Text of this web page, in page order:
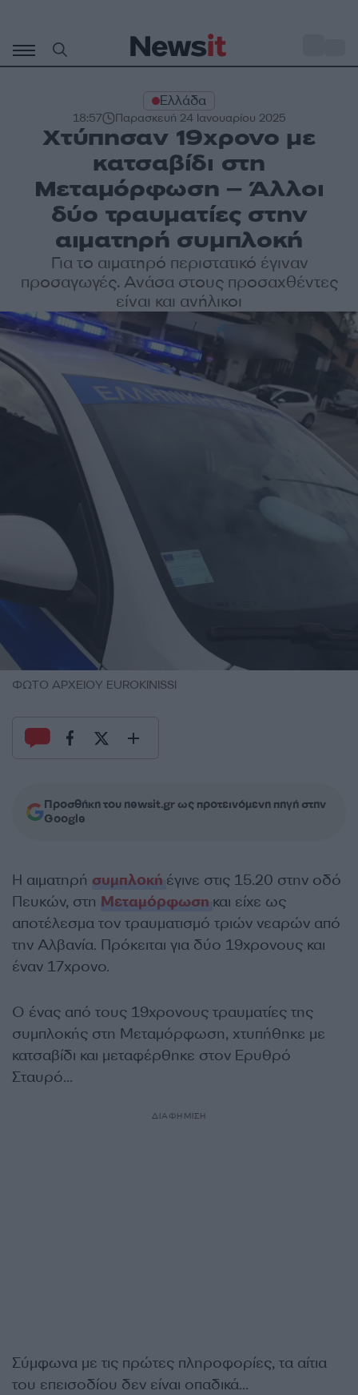
περιεχόμενο
Ελλάδα
18:57 Παρασκευή 24 Ιανουαρίου 2025
Χτύπησαν 19χρονο με
κατσαβίδι στη
Μεταμόρφωση – Άλλοι
δύο τραυματίες στην
αιματηρή συμπλοκή
Για το αιματηρό περιστατικό έγιναν
προσαγωγές. Ανάσα στους προσαχθέντες
είναι και ανήλικοι
ΦΩΤΟ ΑΡΧΕΙΟΥ EUROKINISSI
Προσθήκη του newsit.gr ως προτεινόμενη πηγή στην
Google
Η αιματηρή συμπλοκή έγινε στις 15.20 στην οδό
Πευκών, στη Μεταμόρφωση και είχε ως
αποτέλεσμα τον τραυματισμό τριών νεαρών από
την Αλβανία. Πρόκειται για δύο 19χρονους και
έναν 17χρονο.
Ο ένας από τους 19χρονους τραυματίες της
συμπλοκής στη Μεταμόρφωση, χτυπήθηκε με
κατσαβίδι και μεταφέρθηκε στον Ερυθρό
Σταυρό…
ΔΙΑΦΗΜΙΣΗ
Σύμφωνα με τις πρώτες πληροφορίες, τα αίτια
του επεισοδίου δεν είναι οπαδικά…